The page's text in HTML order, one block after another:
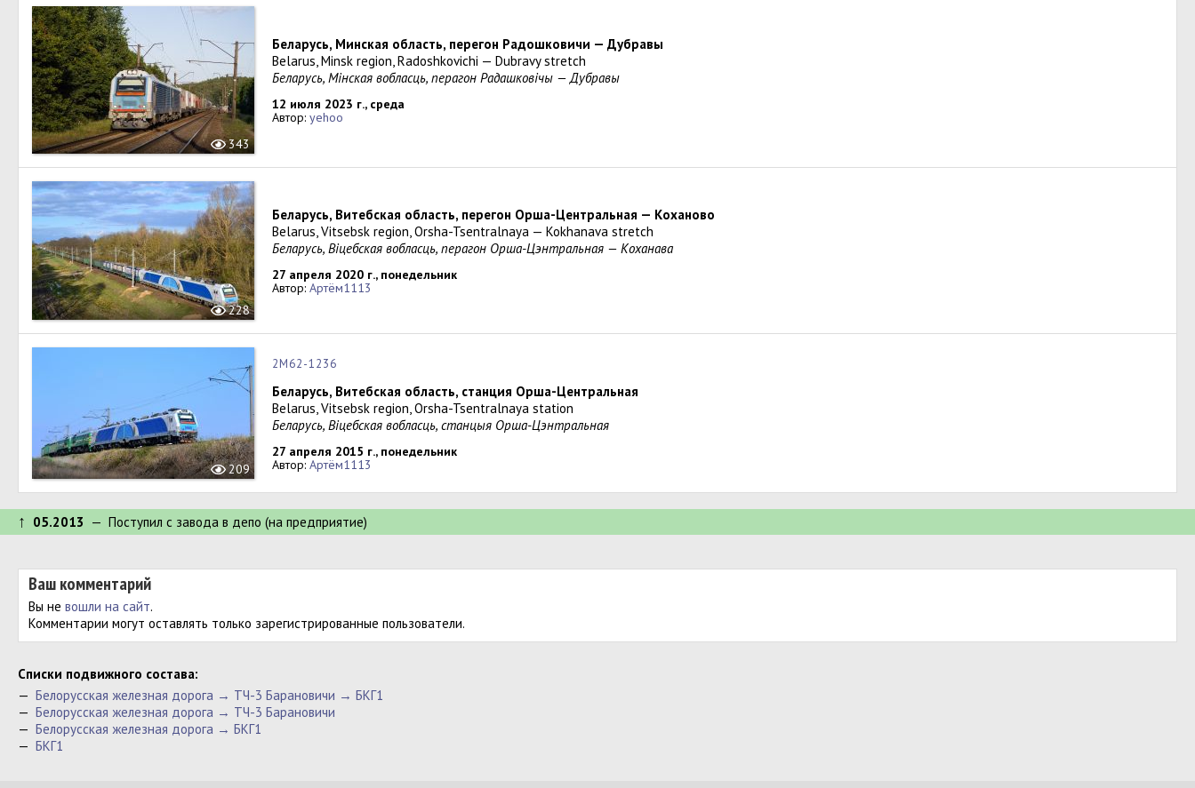
343
Беларусь, Минская область, перегон Радошковичи — Дубравы
Belarus, Minsk region, Radoshkovichi — Dubravy stretch
Беларусь, Мiнская вобласць, перагон Радашковiчы — Дубравы
12 июля 2023 г., среда
Автор: yehoo
228
Беларусь, Витебская область, перегон Орша-Центральная — Коханово
Belarus, Vitsebsk region, Orsha-Tsentralnaya — Kokhanava stretch
Беларусь, Віцебская вобласць, перагон Орша-Цэнтральная — Коханава
27 апреля 2020 г., понедельник
Автор: Артём1113
209
2М62-1236
Беларусь, Витебская область, станция Орша-Центральная
Belarus, Vitsebsk region, Orsha-Tsentralnaya station
Беларусь, Віцебская вобласць, станцыя Орша-Цэнтральная
27 апреля 2015 г., понедельник
Автор: Артём1113
↑ 05.2013 — Поступил c завода в депо (на предприятие)
Ваш комментарий
Вы не вошли на сайт.
Комментарии могут оставлять только зарегистрированные пользователи.
Cписки подвижного состава:
— Белорусская железная дорога → ТЧ-3 Барановичи → БКГ1
— Белорусская железная дорога → ТЧ-3 Барановичи
— Белорусская железная дорога → БКГ1
— БКГ1